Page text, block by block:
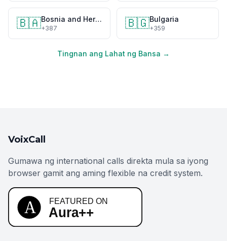
🇧🇦 Bosnia and Herzegovina
+387 🇧🇬Bulgaria
+359
Tingnan ang Lahat ng Bansa →
VoixCall
Gumawa ng international calls direkta mula sa iyong
browser gamit ang aming flexible na credit system.